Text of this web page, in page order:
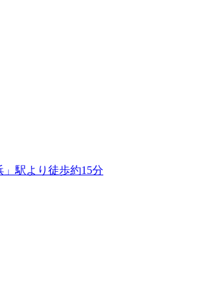
駅より徒歩約15分